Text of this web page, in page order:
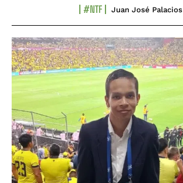
#NTF Juan José Palacios